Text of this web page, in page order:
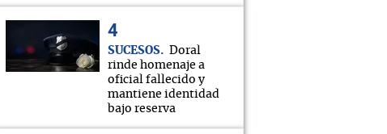
SUCESOS
Doral
rinde homenaje a
oficial fallecido y
mantiene identidad
bajo reserva